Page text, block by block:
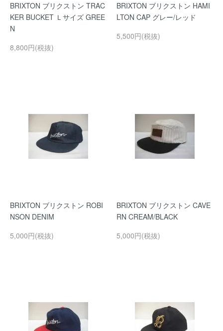
BRIXTON ブリクストン TRAC
KER BUCKET Ｌサイズ GREE
N
8,800円(税抜)
BRIXTON ブリクストン HAMI
LTON CAP グレー/レッド
5,500円(税抜)
BRIXTON ブリクストン ROBI
NSON DENIM
5,000円(税抜)
BRIXTON ブリクストン CAVE
RN CREAM/BLACK
5,000円(税抜)